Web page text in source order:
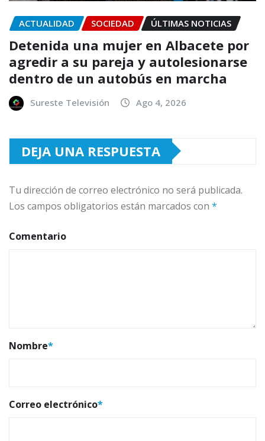
ACTUALIDAD SOCIEDAD ÚLTIMAS NOTICIAS
Detenida una mujer en Albacete por
agredir a su pareja y autolesionarse
dentro de un autobús en marcha
Sureste Televisión Ago 4, 2026
DEJA UNA RESPUESTA
Tu dirección de correo electrónico no será publicada.
Los campos obligatorios están marcados con *
Comentario
Nombre*
Correo electrónico*